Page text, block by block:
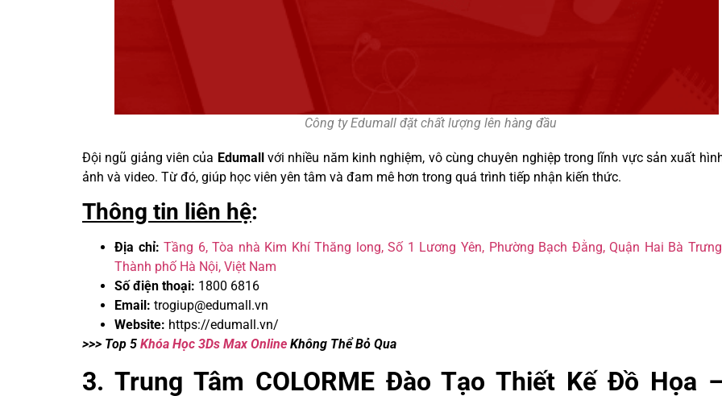
Công ty Edumall đặt chất lượng lên hàng đầu
Đội ngũ giảng viên của Edumallvới nhiều năm kinh nghiệm, vô cùng chuyên nghiệp trong lĩnh vực sản xuất
ảnh và video. Từ đó, giúp học viên yên tâm và đam mê hơn trong quá trình tiếp nhận kiến thức.
Thông tin liên hệ:
Địa chỉ: Tầng 6, Tòa nhà Kim Khí Thăng long, Số 1 Lương Yên, Phường Bạch Đằng, Quận Hai Bà
Thành phố Hà Nội, Việt Nam
Số điện thoại: 1800 6816
Email: trogiup@edumall.vn
Website: https://edumall.vn/
>>> Top 5 Khóa Học 3Ds Max Online Không Thể Bỏ Qua
3. Trung Tâm COLORME Đào Tạo Thiết Kế Đồ Họa